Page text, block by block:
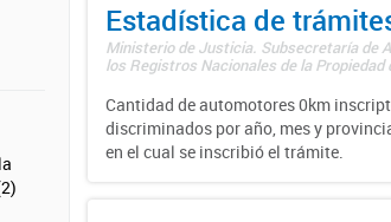
Estadística de
Ministerio de Justicia. Subsecretaría de
los Registros Nacionales de la
Cantidad de automotores 0km
discriminados por año, mes y
en el cual se inscribió el trámite.